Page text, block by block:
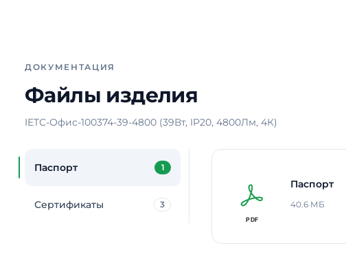
ДОКУМЕНТАЦИЯ
Файлы изделия
IETC-Офис-100374-39-4800 (39Вт, IP20, 4800Лм, 4К)
Паспорт 1
Сертификаты 3
Паспорт
40.6 МБ